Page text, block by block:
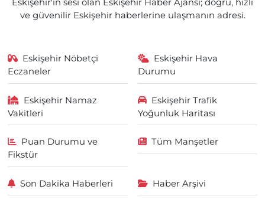
Eskişehir'in sesi olan Eskişehir Haber Ajansı; doğru, hızlı
ve güvenilir Eskişehir haberlerine ulaşmanın adresi.
Eskişehir Nöbetçi
Eczaneler
Eskişehir Hava
Durumu
Eskişehir Namaz
Vakitleri
Eskişehir Trafik
Yoğunluk Haritası
Puan Durumu ve
Fikstür
Tüm Manşetler
Son Dakika Haberleri Haber Arşivi